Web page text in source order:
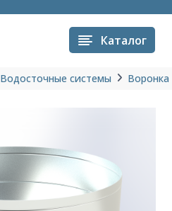
Каталог
Водосточные системы